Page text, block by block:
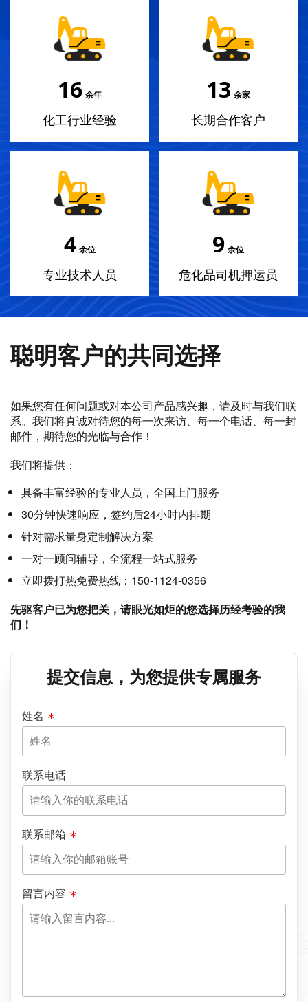
18 余年
化工行业经验
14 余家
长期合作客户
4 余位
专业技术人员
10 余位
危化品司机押运员
聪明客户的共同选择
如果您有任何问题或对本公司产品感兴趣，请及时与我们联
系。我们将真诚对待您的每一次来访、每一个电话、每一封
邮件，期待您的光临与合作！
我们将提供：
具备丰富经验的专业人员，全国上门服务
30分钟快速响应，签约后24小时内排期
针对需求量身定制解决方案
一对一顾问辅导，全流程一站式服务
立即拨打热免费热线：150-1124-0356
先驱客户已为您把关，请眼光如炬的您选择历经考验的我
们！
提交信息，为您提供专属服务
姓名
联系电话
联系邮箱
留言内容